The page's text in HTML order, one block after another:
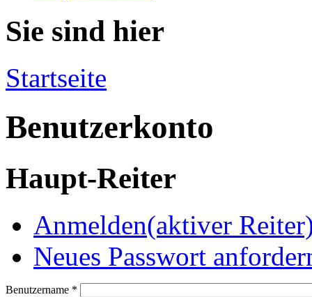
Sie sind hier
Startseite
Benutzerkonto
Haupt-Reiter
Anmelden(aktiver
Neues Passwort
Benutzername *